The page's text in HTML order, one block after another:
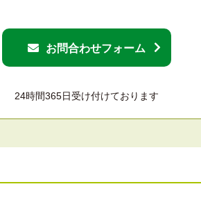
お問合わせフォーム
24時間365日受け付けております